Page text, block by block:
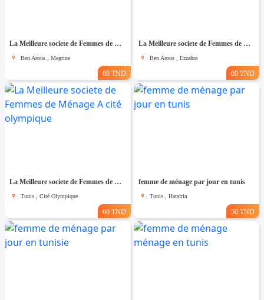
La Meilleure societe de Femmes de Ménage A Megrine
Ben Arous , Megrine
60 TND
La Meilleure societe de Femmes de Ménage A Ezzahra
Ben Arous , Ezzahra
60 TND
La Meilleure societe de Femmes de Ménage A cité olympique
Tunis , Cité Olympique
60 TND
femme de ménage par jour en tunis
Tunis , Harairia
50 TND